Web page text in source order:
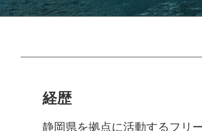
経歴
静岡県を拠点に活動するフリ